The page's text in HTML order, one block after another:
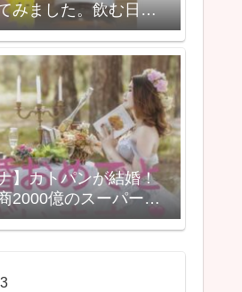
みました。飲む日焼
？
】カトパンが結婚！
2000億のスーパーロ